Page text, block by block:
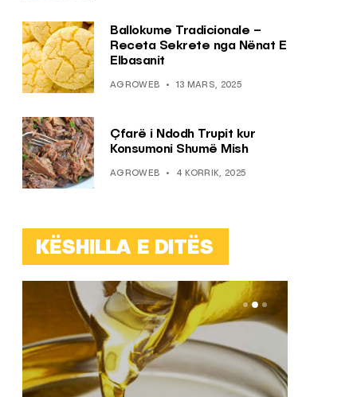
Ballokume Tradicionale –
Receta Sekrete nga Nënat E
Elbasanit
AGROWEB 13 MARS, 2025
Çfarë i Ndodh Trupit kur
Konsumoni Shumë Mish
AGROWEB 4 KORRIK, 2025
KËSHILLA E DITËS